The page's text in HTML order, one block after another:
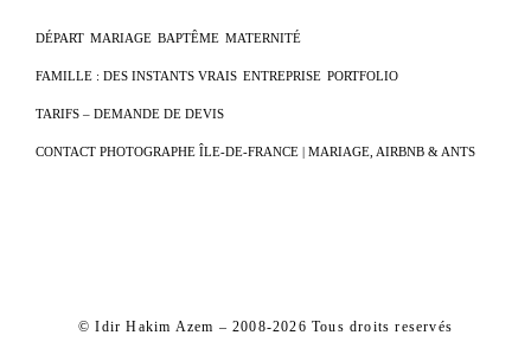
DÉPART MARIAGE BAPTÊME MATERNITÉ
FAMILLE : DES INSTANTS VRAIS ENTREPRISE PORTFOLIO
TARIFS – DEMANDE DE DEVIS
CONTACT PHOTOGRAPHE ÎLE-DE-FRANCE | MARIAGE, AIRBNB & ANTS
© Idir Hakim Azem – 2008-2026 Tous droits reservés